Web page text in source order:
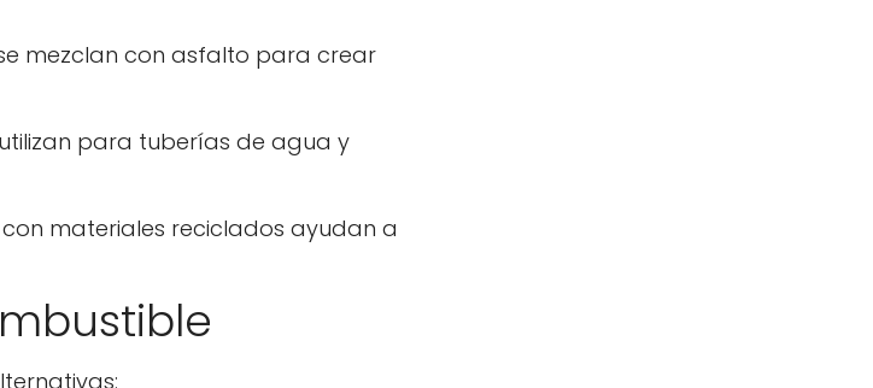
mezclan con asfalto para crear
para tuberías de agua y
materiales reciclados ayudan a
tu edad